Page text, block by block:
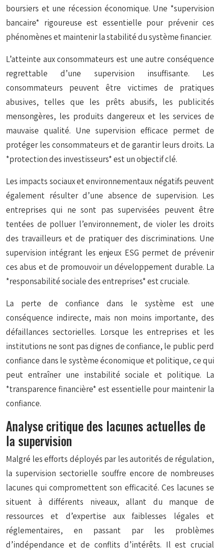
boursiers et une récession économique. Une *supervision
bancaire* rigoureuse est essentielle pour prévenir ces
phénomènes et maintenir la stabilité du système financier.
L’atteinte aux consommateurs est une autre conséquence
regrettable d’une supervision insuffisante. Les
consommateurs peuvent être victimes de pratiques
abusives, telles que les prêts abusifs, les publicités
mensongères, les produits dangereux et les services de
mauvaise qualité. Une supervision efficace permet de
protéger les consommateurs et de garantir leurs droits. La
*protection des investisseurs* est un objectif clé.
Les impacts sociaux et environnementaux négatifs peuvent
également résulter d’une absence de supervision. Les
entreprises qui ne sont pas supervisées peuvent être
tentées de polluer l’environnement, de violer les droits
des travailleurs et de pratiquer des discriminations. Une
supervision intégrant les enjeux ESG permet de prévenir
ces abus et de promouvoir un développement durable. La
*responsabilité sociale des entreprises* est cruciale.
La perte de confiance dans le système est une
conséquence indirecte, mais non moins importante, des
défaillances sectorielles. Lorsque les entreprises et les
institutions ne sont pas dignes de confiance, le public perd
confiance dans le système économique et politique, ce qui
peut entraîner une instabilité sociale et politique. La
*transparence financière* est essentielle pour maintenir la
confiance.
Analyse critique des lacunes actuelles de
la supervision
Malgré les efforts déployés par les autorités de régulation,
la supervision sectorielle souffre encore de nombreuses
lacunes qui compromettent son efficacité. Ces lacunes se
situent à différents niveaux, allant du manque de
ressources et d’expertise aux faiblesses légales et
réglementaires, en passant par les problèmes
d’indépendance et de conflits d’intérêts. Il est crucial